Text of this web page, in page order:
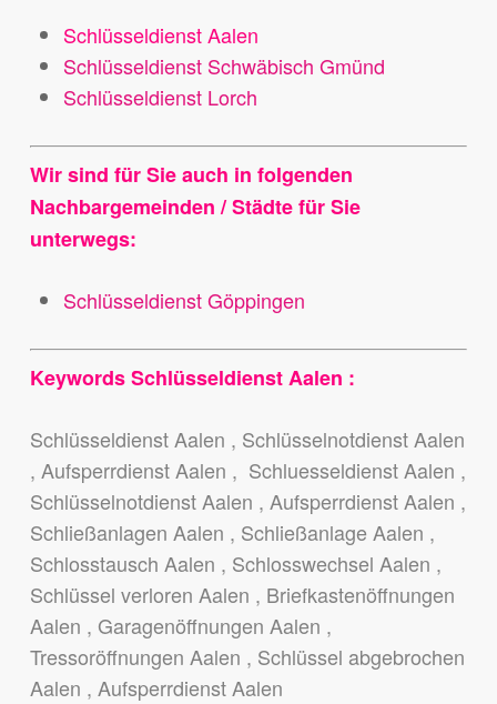
Schlüsseldienst Aalen
Schlüsseldienst Schwäbisch Gmünd
Schlüsseldienst Lorch
Wir sind für Sie auch in folgenden
Nachbargemeinden / Städte für Sie
unterwegs:
Schlüsseldienst Göppingen
Keywords Schlüsseldienst Aalen :
Schlüsseldienst Aalen , Schlüsselnotdienst Aalen
, Aufsperrdienst Aalen , Schluesseldienst Aalen ,
Schlüsselnotdienst Aalen , Aufsperrdienst Aalen ,
Schließanlagen Aalen , Schließanlage Aalen ,
Schlosstausch Aalen , Schlosswechsel Aalen ,
Schlüssel verloren Aalen , Briefkastenöffnungen
Aalen , Garagenöffnungen Aalen ,
Tressoröffnungen Aalen , Schlüssel abgebrochen
Aalen , Aufsperrdienst Aalen